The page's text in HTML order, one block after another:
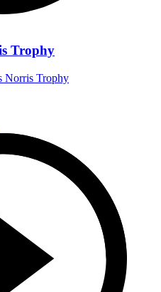
Trophy
Norris Trophy